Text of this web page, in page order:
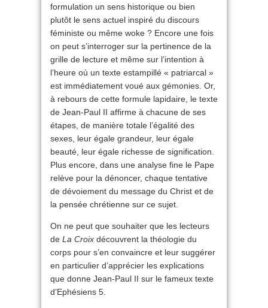
formulation un sens historique ou bien
plutôt le sens actuel inspiré du discours
féministe ou même woke ? Encore une fois
on peut s’interroger sur la pertinence de la
grille de lecture et même sur l’intention à
l’heure où un texte estampillé « patriarcal »
est immédiatement voué aux gémonies. Or,
à rebours de cette formule lapidaire, le texte
de Jean-Paul II affirme à chacune de ses
étapes, de manière totale l’égalité des
sexes, leur égale grandeur, leur égale
beauté, leur égale richesse de signification.
Plus encore, dans une analyse fine le Pape
relève pour la dénoncer, chaque tentative
de dévoiement du message du Christ et de
la pensée chrétienne sur ce sujet.
On ne peut que souhaiter que les lecteurs
de La Croix découvrent la théologie du
corps pour s’en convaincre et leur suggérer
en particulier d’apprécier les explications
que donne Jean-Paul II sur le fameux texte
d’Ephésiens 5.